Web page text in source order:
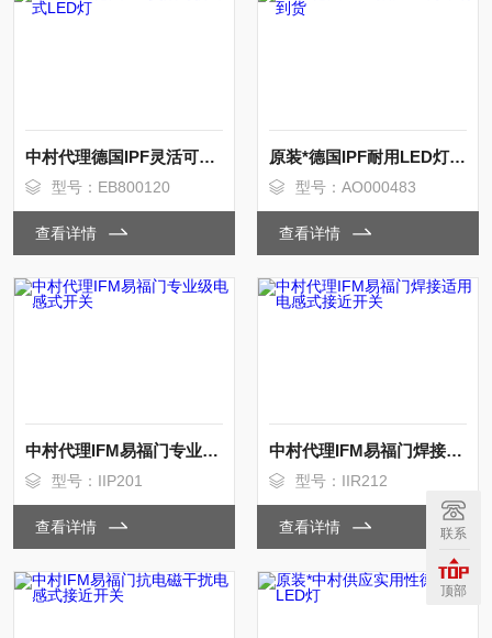
中村代理德国IPF灵活可拆卸式LED灯
型号：EB800120
查看详情
原装*德国IPF耐用LED灯中村到货
型号：AO000483
查看详情
中村代理IFM易福门专业级电感式开关
型号：IIP201
查看详情
中村代理IFM易福门焊接适用电感式接近开关
型号：IIR212
查看详情 联系
顶部